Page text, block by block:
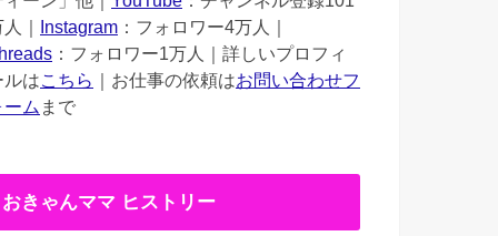
｜
Instagram ：フォロワー4万人｜
：フォロワー1万人｜詳しいプロフィ
ルはこちら ｜お仕事の依頼はお問い合わせフ
ーム まで
おきゃんママ ヒストリー